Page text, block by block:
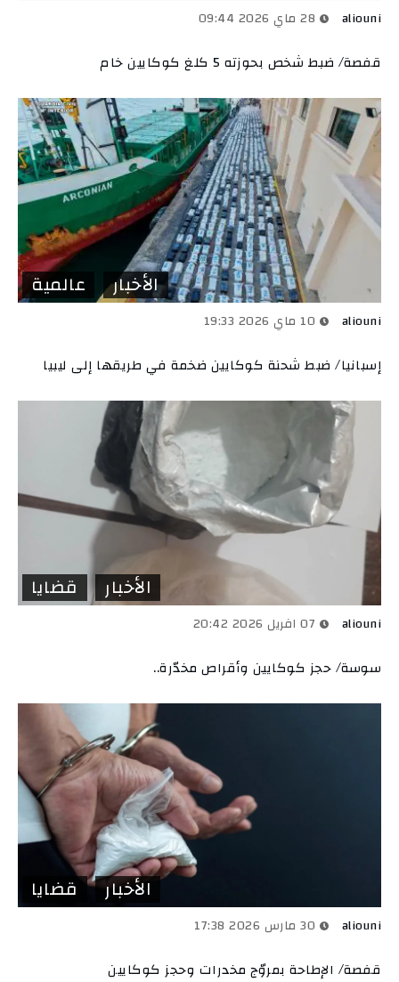
aliouni
قفصة/ ضبط شخص بحوزته 5 كلغ كوكايين خام
الأخبار عالمية
aliouni
إسبانيا/ ضبط شحنة كوكايين ضخمة في طريقها إلى ليبيا
الأخبار قضايا
aliouni
سوسة/ حجز كوكايين وأقراص مخدّرة..
الأخبار قضايا
aliouni
قفصة/ الإطاحة بمروّج مخدرات وحجز كوكايين